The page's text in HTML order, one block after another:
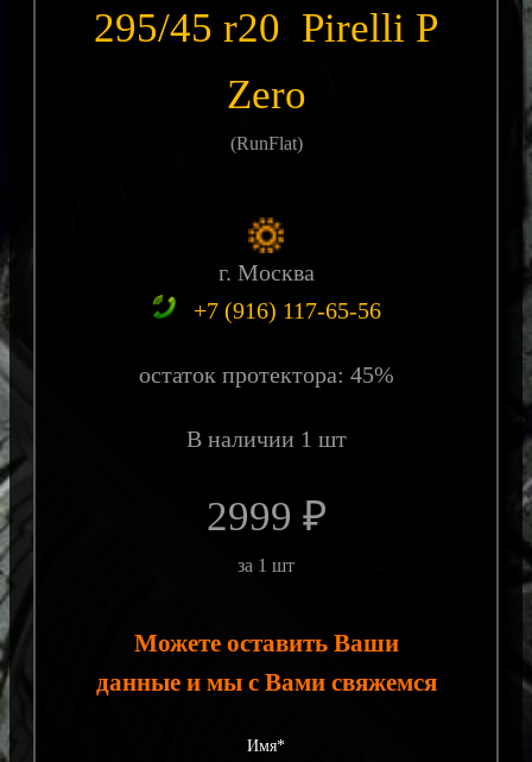
295/45 r20 Pirelli P
Zero
(RunFlat)
г. Москва
+7 (916) 117-65-56
остаток протектора: 45%
В наличии 1 шт
2999 ₽
за 1 шт
Можете оставить Ваши
данные и мы с Вами свяжемся
Имя*